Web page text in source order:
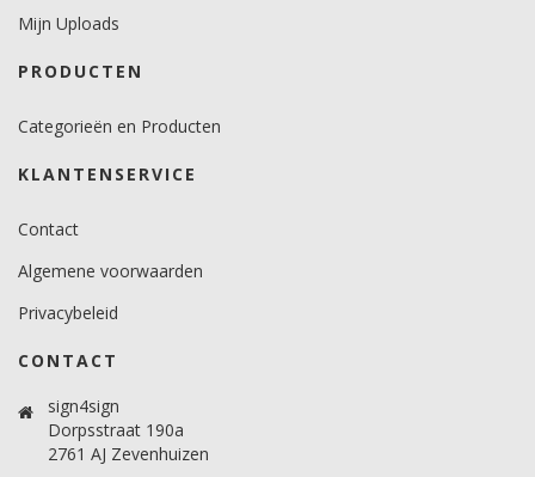
Mijn Uploads
PRODUCTEN
Categorieën en Producten
KLANTENSERVICE
Contact
Algemene voorwaarden
Privacybeleid
CONTACT
sign4sign
Dorpsstraat 190a
2761 AJ Zevenhuizen